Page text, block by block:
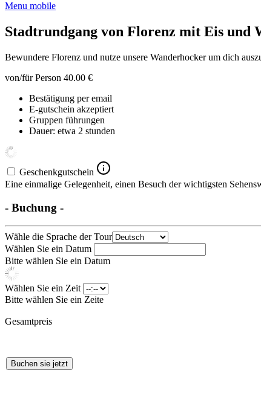
Menu mobile
Stadtrundgang von Florenz mit Eis und
Bewundere Florenz und nutze unsere Wanderhocker um dich
von/für Person 40.00 €
Bestätigung per email
E-gutschein akzeptiert
Gruppen führungen
Dauer: etwa 2 stunden
Geschenkgutschein
Eine einmalige Gelegenheit, einen Besuch der wichtigsten
- Buchung -
Wähle die Sprache der Tour
Wählen Sie ein Datum
Bitte wählen Sie ein Datum
Wählen Sie ein Zeit
Bitte wählen Sie ein Zeite
Gesamtpreis
Buchen sie jetzt